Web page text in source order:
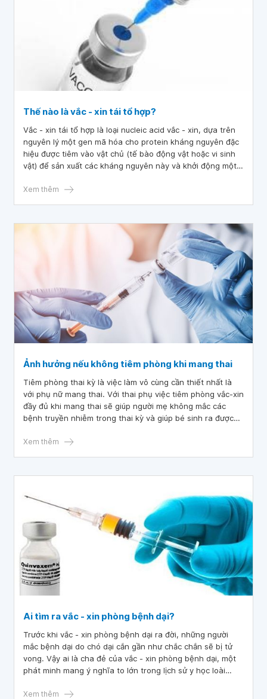
Thế nào là vắc - xin tái tổ hợp?
Vắc - xin tái tổ hợp là loại nucleic acid vắc - xin, dựa trên
nguyên lý một gen mã hóa cho protein kháng nguyên đặc
hiệu được tiêm vào vật chủ (tế bào động vật hoặc vi sinh
vật) để sản xuất các kháng nguyên này và khởi động một
Xem thêm
Ảnh hưởng nếu không tiêm phòng khi mang thai
Tiêm phòng thai kỳ là việc làm vô cùng cần thiết nhất là
với phụ nữ mang thai. Với thai phụ việc tiêm phòng vắc-xin
đầy đủ khi mang thai sẽ giúp người mẹ không mắc các
bệnh truyền nhiễm trong thai kỳ và giúp bé sinh ra được
Xem thêm
Ai tìm ra vắc - xin phòng bệnh dại?
Trước khi vắc - xin phòng bệnh dại ra đời, những người
mắc bệnh dại do chó dại cắn gần như chắc chắn sẽ bị tử
vong. Vậy ai là cha đẻ của vắc - xin phòng bệnh dại, một
phát minh mang ý nghĩa to lớn trong lịch sử y học loài
Xem thêm